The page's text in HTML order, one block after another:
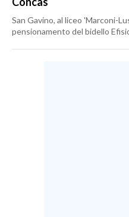
San Gavino, al liceo 'Marconi-
pensionamento del bidello